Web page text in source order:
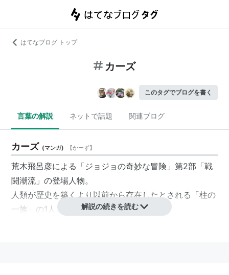
はてなブログ トップ
カーズ
このタグでブログを書く
言葉の解説 ネットで話題 関連ブログ
カーズ (マンガ) 【かーず】
荒木飛呂彦による「ジョジョの奇妙な冒険」第2部「戦
闘潮流」の登場人物。
人類が歴史を築くより以前から存在したとされる「柱の
一族」の1人。
解説の続きを読む